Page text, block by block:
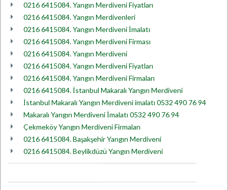
0216 6415084. Yangın Merdiveni Fiyatları
0216 6415084. Yangın Merdivenleri
0216 6415084. Yangın Merdiveni İmalatı
0216 6415084. Yangın Merdiveni Firması
0216 6415084. Yangın Merdiveni
0216 6415084. Yangın Merdiveni Fiyatları
0216 6415084. Yangın Merdiveni Firmaları
0216 6415084. İstanbul Makaralı Yangın Merdiveni
İstanbul Makaralı Yangın Merdiveni imalatı 0532 490 76 94
Makaralı Yangın Merdiveni İmalatı 0532 490 76 94
Çekmeköy Yangın Merdiveni Firmaları
0216 6415084. Başakşehir Yangın Merdiveni
0216 6415084. Beylikdüzü Yangın Merdiveni